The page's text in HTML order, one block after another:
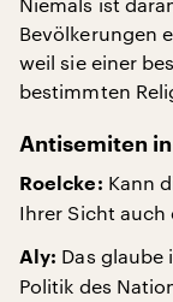
Bevölkerungen
weil sie einer
bestimmten
Antisemiten
Roelcke: Kann
Ihrer Sicht auch
Aly: Das
Politik des